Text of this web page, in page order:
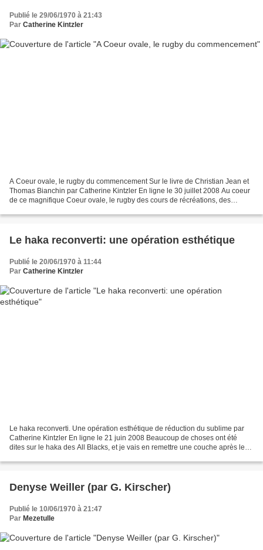
Publié le 29/06/1970 à 21:43
Par Catherine Kintzler
A Coeur ovale, le rugby du commencement Sur le livre de Christian Jean et
Thomas Bianchin par Catherine Kintzler En ligne le 30 juillet 2008 Au coeur
de ce magnifique Coeur ovale, le rugby des cours de récréations, des
Le haka reconverti: une opération esthétique
Publié le 20/06/1970 à 11:44
Par Catherine Kintzler
Le haka reconverti. Une opération esthétique de réduction du sublime par
Catherine Kintzler En ligne le 21 juin 2008 Beaucoup de choses ont été
dites sur le haka des All Blacks, et je vais en remettre une couche après le
Denyse Weiller (par G. Kirscher)
Publié le 10/06/1970 à 21:47
Par Mezetulle